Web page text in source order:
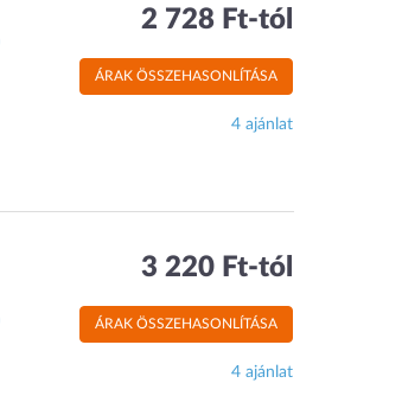
2 728 Ft-tól
ÁRAK ÖSSZEHASONLÍTÁSA
4 ajánlat
3 220 Ft-tól
ÁRAK ÖSSZEHASONLÍTÁSA
4 ajánlat